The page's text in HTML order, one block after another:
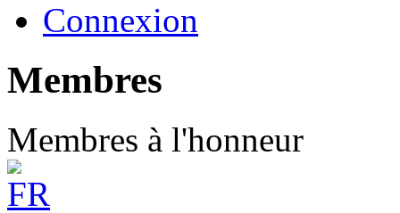
Connexion
Membres
Membres à l'honneur